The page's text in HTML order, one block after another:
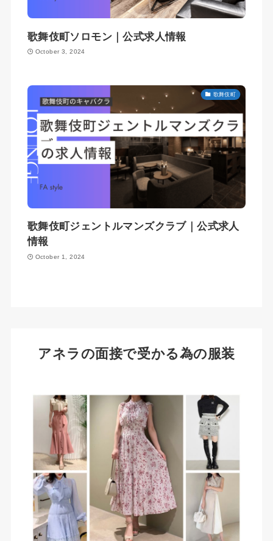
歌舞伎町ソロモン｜公式求人情報
October 3, 2024
歌舞伎町
歌舞伎町ジェントルマンズクラブ｜公式求人
情報
October 1, 2024
アネラの面接で受かる為の服装